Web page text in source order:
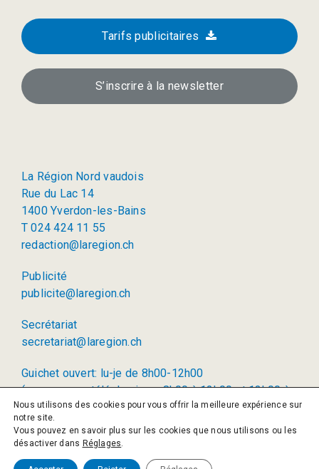
Tarifs publicitaires
S’inscrire à la newsletter
La Région Nord vaudois
Rue du Lac 14
1400 Yverdon-les-Bains
T 024 424 11 55
redaction@laregion.ch
Publicité
publicite@laregion.ch
Secrétariat
secretariat@laregion.ch
Guichet ouvert: lu-je de 8h00-12h00
(permanence téléphonique: 8h00 à 12h00 et 13h00 à
17h00)
© 2026 La Région SA
Politique de confidentialité
Nous utilisons des cookies pour vous offrir la meilleure expérience sur
notre site.
Vous pouvez en savoir plus sur les cookies que nous utilisons ou les
désactiver dans Réglages.